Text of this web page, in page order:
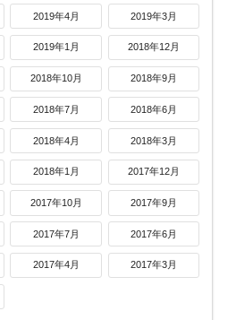
2019年4月 2019年3月
2019年1月 2018年12月
2018年10月 2018年9月
2018年7月 2018年6月
2018年4月 2018年3月
2018年1月 2017年12月
2017年10月 2017年9月
2017年7月 2017年6月
2017年4月 2017年3月